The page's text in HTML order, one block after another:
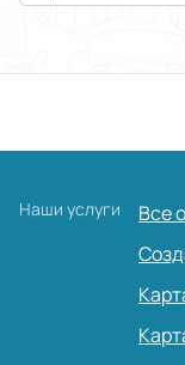
Наши услуги
Все